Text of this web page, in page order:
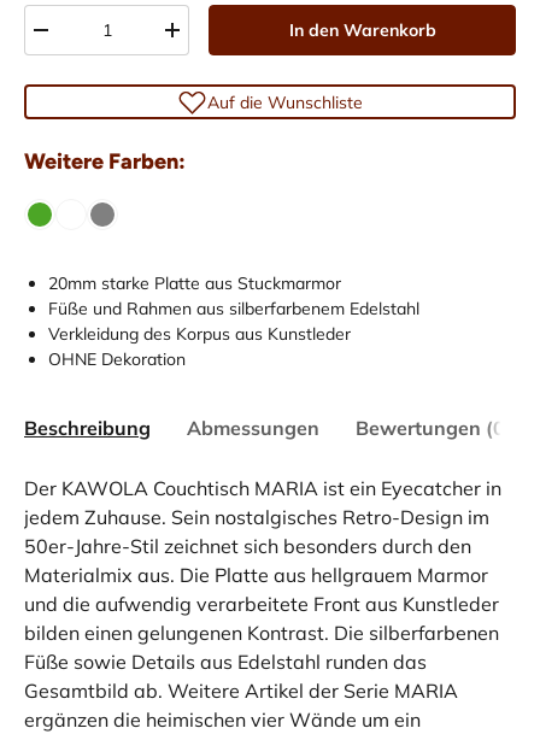
-
+ In den Warenkorb
Auf die Wunschliste
Weitere Farben:
20mm starke Platte aus Stuckmarmor
Füße und Rahmen aus silberfarbenem Edelstahl
Verkleidung des Korpus aus Kunstleder
OHNE Dekoration
Beschreibung Abmessungen Bewertungen (0)
Der KAWOLA Couchtisch MARIA ist ein Eyecatcher in
jedem Zuhause. Sein nostalgisches Retro-Design im
50er-Jahre-Stil zeichnet sich besonders durch den
Materialmix aus. Die Platte aus hellgrauem Marmor
und die aufwendig verarbeitete Front aus Kunstleder
bilden einen gelungenen Kontrast. Die silberfarbenen
Füße sowie Details aus Edelstahl runden das
Gesamtbild ab. Weitere Artikel der Serie MARIA
ergänzen die heimischen vier Wände um ein